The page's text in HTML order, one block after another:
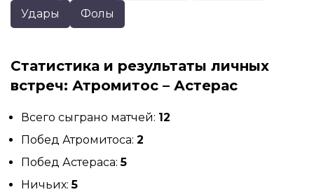
Удары Фолы
Статистика и результаты личных
встреч: Атромитос – Астерас
Всего сыграно матчей: 12
Побед Атромитоса: 2
Побед Астераса:5
Ничьих:5